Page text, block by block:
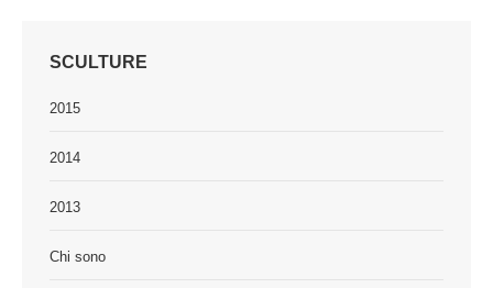
SCULTURE
2015
2014
2013
Chi sono